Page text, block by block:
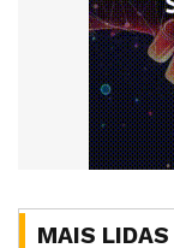
MAIS LIDAS